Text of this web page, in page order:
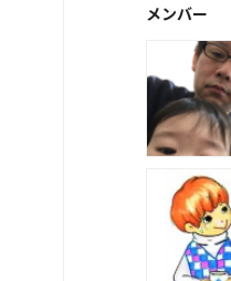
メンバー